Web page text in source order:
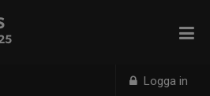
Logga in